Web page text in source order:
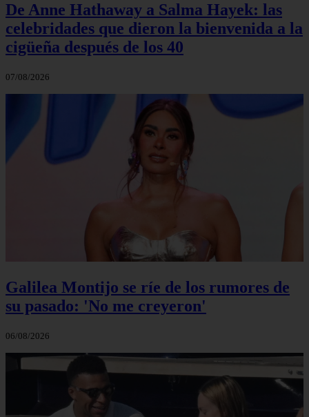
De Anne Hathaway a Salma Hayek: las
celebridades que dieron la bienvenida a la
cigüeña después de los 40
07/08/2026
Galilea Montijo se ríe de los rumores de
su pasado: 'No me creyeron'
06/08/2026